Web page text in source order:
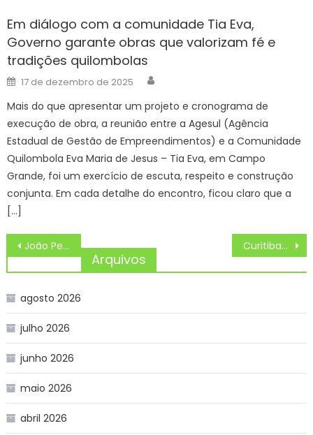
Em diálogo com a comunidade Tia Eva,
Governo garante obras que valorizam fé e
tradições quilombolas
Posted
on
17 de dezembro de 2025
Mais do que apresentar um projeto e cronograma de
execução de obra, a reunião entre a Agesul (Agência
Estadual de Gestão de Empreendimentos) e a Comunidade
Quilombola Eva Maria de Jesus – Tia Eva, em Campo
Grande, foi um exercício de escuta, respeito e construção
conjunta. Em cada detalhe do encontro, ficou claro que a
[…]
Navegação
de
João Pessoa ganha protagonismo nacional em encontro de gestores de cultura realizado em Brasília Curitibanos abre as etapas regionais do Santa Catarina Canta e seleciona os primeiros cantores para a semifinal do Festival
Arquivos
agosto 2026
julho 2026
junho 2026
maio 2026
abril 2026